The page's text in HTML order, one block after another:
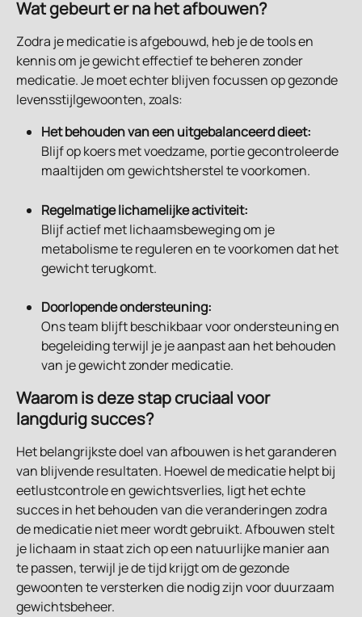
Wat gebeurt er na het afbouwen?
Zodra je medicatie is afgebouwd, heb je de tools en
kennis om je gewicht effectief te beheren zonder
medicatie. Je moet echter blijven focussen op gezonde
levensstijlgewoonten, zoals:
Het behouden van een uitgebalanceerd dieet:
Blijf op koers met voedzame, portie gecontroleerde
maaltijden om gewichtsherstel te voorkomen.
Regelmatige lichamelijke activiteit:
Blijf actief met lichaamsbeweging om je
metabolisme te reguleren en te voorkomen dat het
gewicht terugkomt.
Doorlopende ondersteuning:
Ons team blijft beschikbaar voor ondersteuning en
begeleiding terwijl je je aanpast aan het behouden
van je gewicht zonder medicatie.
Waarom is deze stap cruciaal voor
langdurig succes?
Het belangrijkste doel van afbouwen is het garanderen
van blijvende resultaten. Hoewel de medicatie helpt bij
eetlustcontrole en gewichtsverlies, ligt het echte
succes in het behouden van die veranderingen zodra
de medicatie niet meer wordt gebruikt. Afbouwen stelt
je lichaam in staat zich op een natuurlijke manier aan
te passen, terwijl je de tijd krijgt om de gezonde
gewoonten te versterken die nodig zijn voor duurzaam
gewichtsbeheer.